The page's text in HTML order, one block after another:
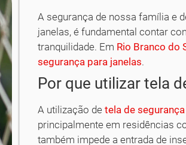
A segurança de nossa família e
janelas, é fundamental contar
tranquilidade. Em Rio Branco do
segurança para janelas.
Por que utilizar tela
A utilização detela de segurança
principalmente em residências
também impede a entrada de